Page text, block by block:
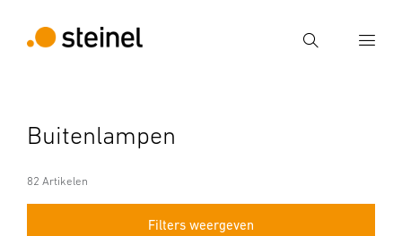
Zoek
Zoek
Buitenlampen
82 Artikelen
Filters weergeven